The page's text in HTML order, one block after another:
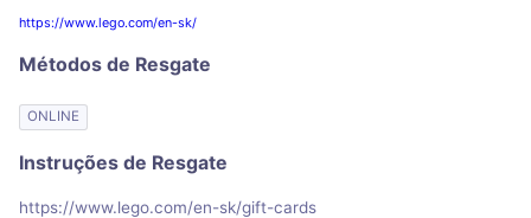
https://www.lego.com/en-sk/
Métodos de Resgate
ONLINE
Instruções de Resgate
https://www.lego.com/en-sk/gift-cards